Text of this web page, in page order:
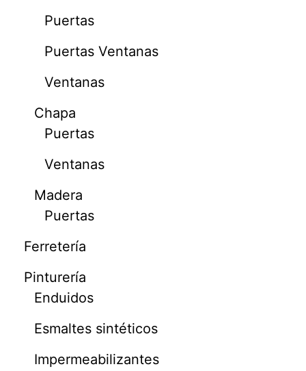
Puertas
Puertas Ventanas
Ventanas
Chapa
Puertas
Ventanas
Madera
Puertas
Ferretería
Pinturería
Enduidos
Esmaltes sintéticos
Impermeabilizantes